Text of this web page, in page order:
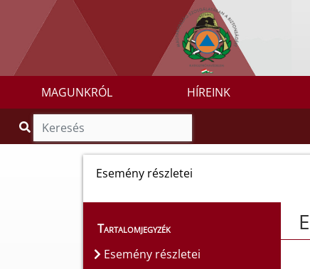
MAGUNKRÓL HÍREINK
Esemény részletei
Tartalomjegyzék
Esemény részletei